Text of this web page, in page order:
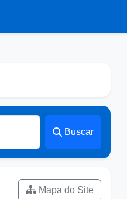
Buscar
Mapa do Site